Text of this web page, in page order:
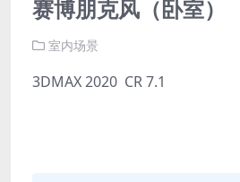
赛博朋克风（卧室）
室内场景
3DMAX 2020 CR 7.1